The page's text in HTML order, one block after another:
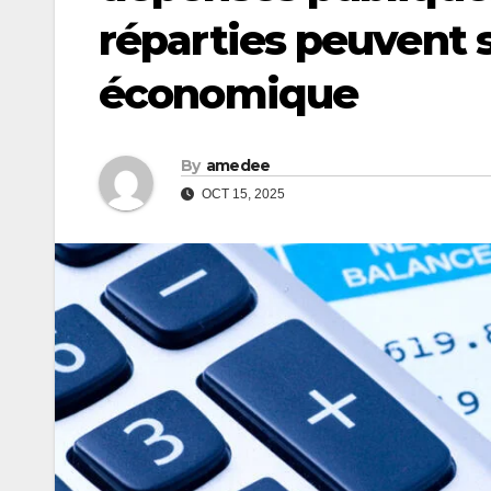
réparties peuvent
économique
By amedee
OCT 15, 2025